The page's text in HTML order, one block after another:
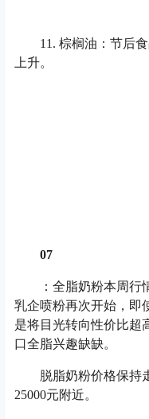
11. 棕榈油：节后食
上升。
07
：全脂奶粉本周行情
乳企喷粉再次开始，即
是将目光转向性价比超
口全脂兴趣缺缺。
脱脂奶粉价格保持走
25000元附近。